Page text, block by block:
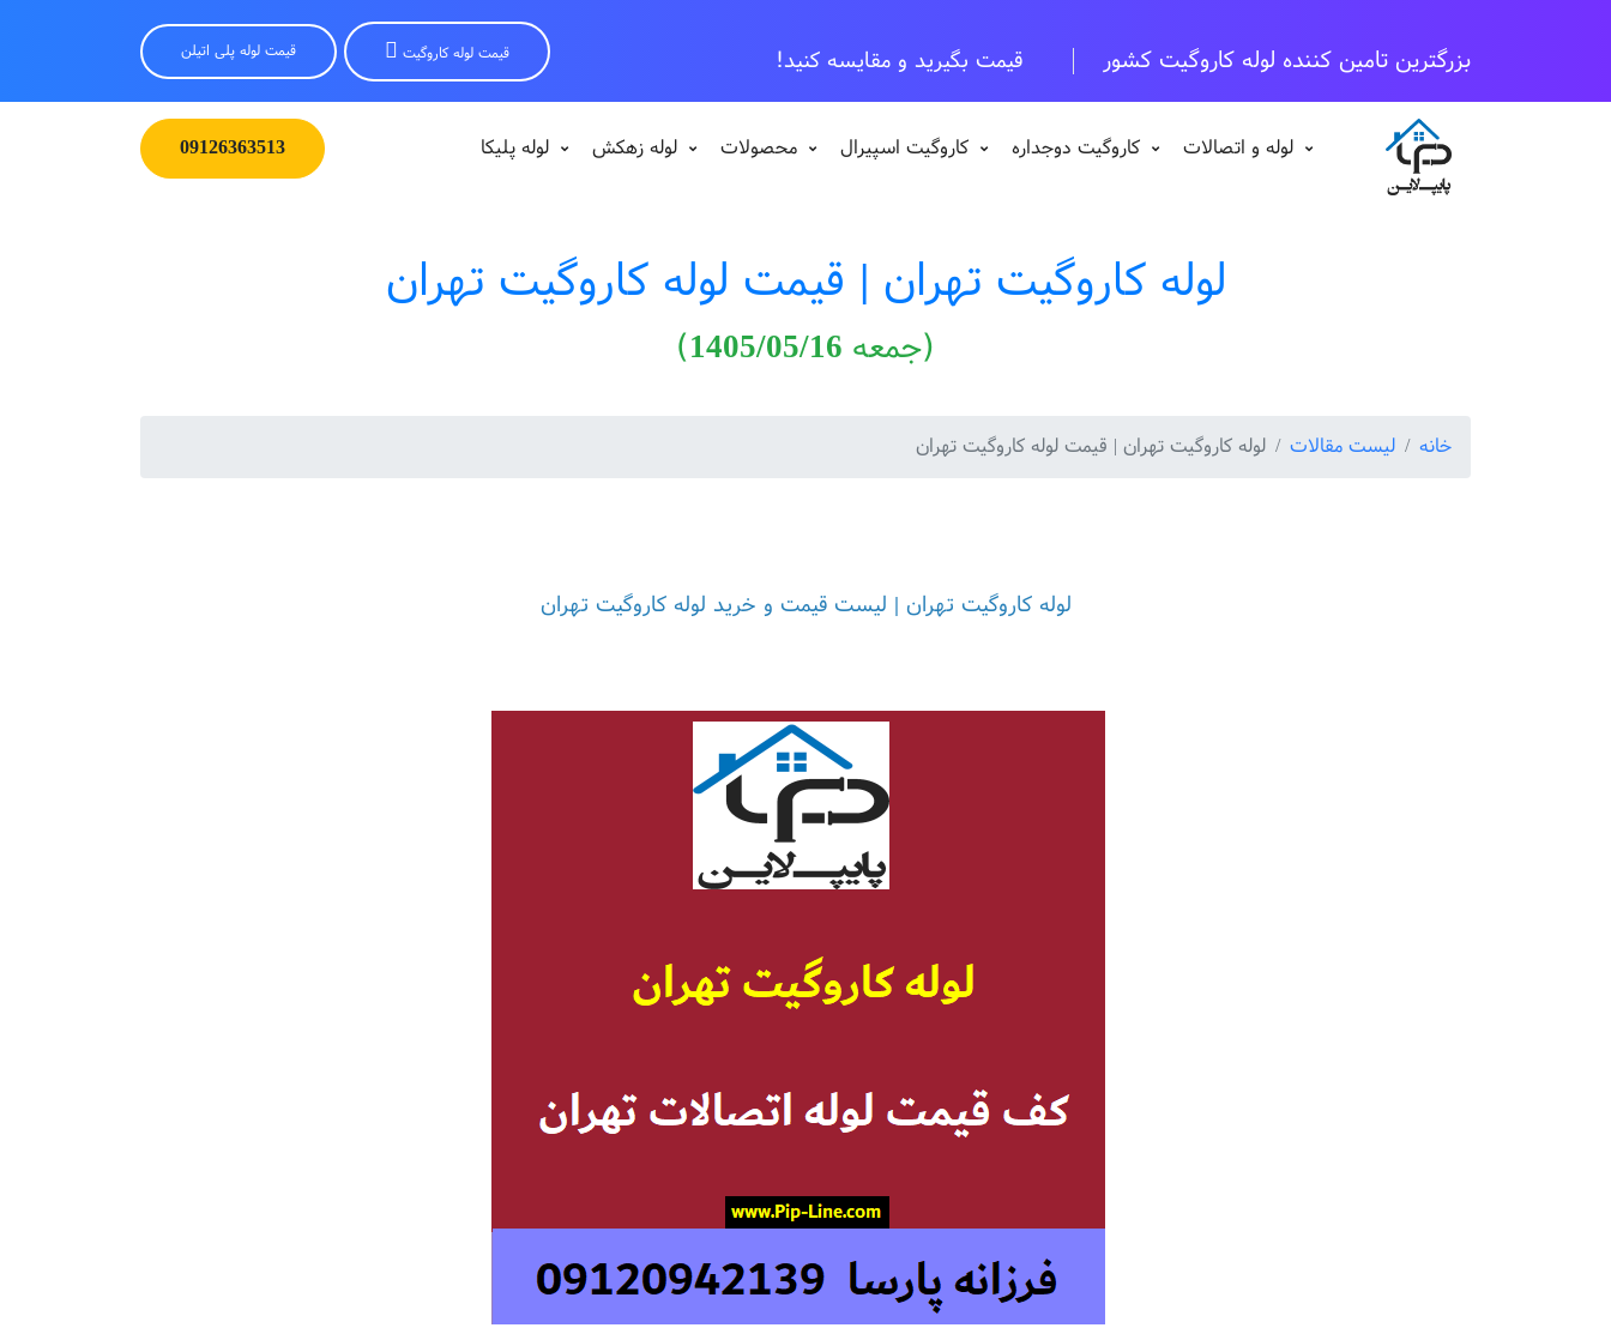
بزرگترین تامین کننده لوله کاروگیت کشور قیمت بگیرید و مقایسه کنید! قیمت لوله کاروگیت قیمت لوله پلی اتیلن
09126363513 لوله و اتصالات کاروگیت دوجداره کاروگیت اسپیرال محصولات لوله زهکش لوله پلیکا
لوله کاروگیت تهران | قیمت لوله کاروگیت تهران
(جمعه 1405/05/16)
خانه لیست مقالات لوله کاروگیت تهران | قیمت لوله کاروگیت تهران
لوله کاروگیت تهران | لیست قیمت و خرید لوله کاروگیت تهران